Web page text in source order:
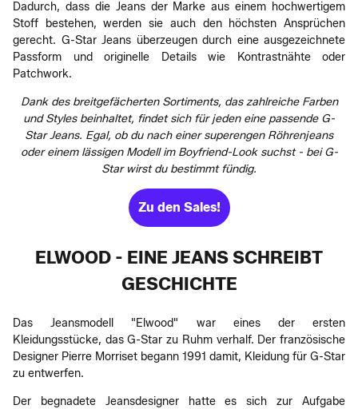
Dadurch, dass die Jeans der Marke aus einem hochwertigem
Stoff bestehen, werden sie auch den höchsten Ansprüchen
gerecht. G-Star Jeans überzeugen durch eine ausgezeichnete
Passform und originelle Details wie Kontrastnähte oder
Patchwork.
Dank des breitgefächerten Sortiments, das zahlreiche Farben
und Styles beinhaltet, findet sich für jeden eine passende G-
Star Jeans. Egal, ob du nach einer superengen Röhrenjeans
oder einem lässigen Modell im Boyfriend-Look suchst - bei G-
Star wirst du bestimmt fündig.
Zu den Sales!
ELWOOD - EINE JEANS SCHREIBT
GESCHICHTE
Das Jeansmodell "Elwood" war eines der ersten
Kleidungsstücke, das G-Star zu Ruhm verhalf. Der französische
Designer Pierre Morriset begann 1991 damit, Kleidung für G-Star
zu entwerfen.
Der begnadete Jeansdesigner hatte es sich zur Aufgabe